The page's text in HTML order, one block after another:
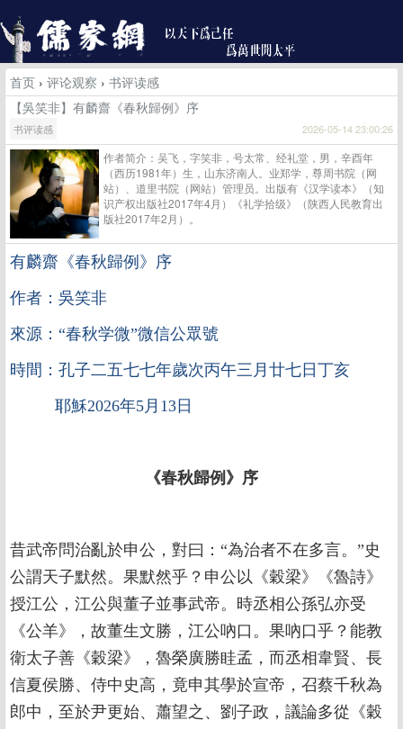
首页 › 评论观察 › 书评读感
【吳笑非】有麟齋《春秋歸例》序
书评读感 2026-05-14 23:00:26
作者简介：吴飞，字笑非，号太常、经礼堂，男，辛酉年
（西历1981年）生，山东济南人。业郑学，尊周书院（网
站）、道里书院（网站）管理员。出版有《汉学读本》（知
识产权出版社2017年4月）《礼学拾级》（陕西人民教育出
版社2017年2月）。
有麟齋《春秋歸例》序
作者：吳笑非
來源：“春秋学微”微信公眾號
時間：孔子二五七七年歲次丙午三月廿七日丁亥
耶穌2026年5月13日
《春秋歸例》序
昔武帝問治亂於申公，對曰：“為治者不在多言。”史
公謂天子默然。果默然乎？申公以《穀梁》《魯詩》
授江公，江公與董子並事武帝。時丞相公孫弘亦受
《公羊》，故董生文勝，江公吶口。果吶口乎？能教
衛太子善《穀梁》，魯榮廣勝眭孟，而丞相韋賢、長
信夏侯勝、侍中史高，竟申其學於宣帝，召蔡千秋為
郎中，至於尹更始、蕭望之、劉子政，議論多從《穀